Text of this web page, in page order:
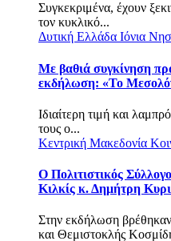
Συγκεκριμένα, έχουν
τον κυκλικό...
Δυτική Ελλάδα Ιόνια
Με βαθιά συγκίνηση
εκδήλωση: «Το
Ιδιαίτερη τιμή και
τους ο...
Κεντρική Μακεδονία
Ο Πολιτιστικός
Κιλκίς κ. Δημήτρη
Στην εκδήλωση βρέθηκαν
και Θεμιστοκλής